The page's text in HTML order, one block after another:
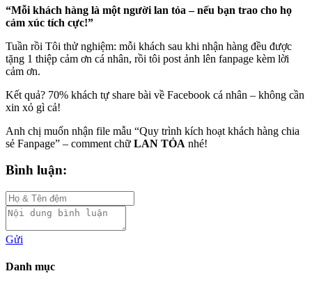
“Mỗi khách hàng là một người lan tỏa – nếu bạn trao cho họ
cảm xúc tích cực!”
Tuần rồi Tôi thử nghiệm: mỗi khách sau khi nhận hàng đều được
tặng 1 thiệp cảm ơn cá nhân, rồi tôi post ảnh lên fanpage kèm lời
cảm ơn.
Kết quả? 70% khách tự share bài về Facebook cá nhân – không cần
xin xỏ gì cả!
Anh chị muốn nhận file mẫu “Quy trình kích hoạt khách hàng chia
sẻ Fanpage” – comment chữ LAN TỎA nhé!
Bình luận:
Gửi
Danh mục